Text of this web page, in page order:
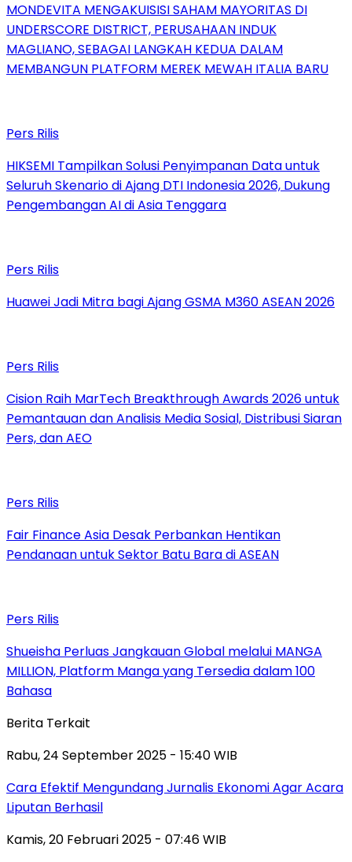
MONDEVITA MENGAKUISISI SAHAM MAYORITAS DI
UNDERSCORE DISTRICT, PERUSAHAAN INDUK
MAGLIANO, SEBAGAI LANGKAH KEDUA DALAM
MEMBANGUN PLATFORM MEREK MEWAH ITALIA BARU
Pers Rilis
HIKSEMI Tampilkan Solusi Penyimpanan Data untuk
Seluruh Skenario di Ajang DTI Indonesia 2026, Dukung
Pengembangan AI di Asia Tenggara
Pers Rilis
Huawei Jadi Mitra bagi Ajang GSMA M360 ASEAN 2026
Pers Rilis
Cision Raih MarTech Breakthrough Awards 2026 untuk
Pemantauan dan Analisis Media Sosial, Distribusi Siaran
Pers, dan AEO
Pers Rilis
Fair Finance Asia Desak Perbankan Hentikan
Pendanaan untuk Sektor Batu Bara di ASEAN
Pers Rilis
Shueisha Perluas Jangkauan Global melalui MANGA
MILLION, Platform Manga yang Tersedia dalam 100
Bahasa
Berita Terkait
Rabu, 24 September 2025 - 15:40 WIB
Cara Efektif Mengundang Jurnalis Ekonomi Agar Acara
Liputan Berhasil
Kamis, 20 Februari 2025 - 07:46 WIB